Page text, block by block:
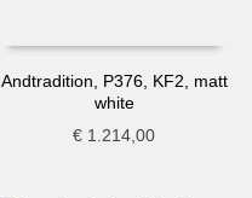
Andtradition, P376, KF2, matt
white
€ 1.214,00